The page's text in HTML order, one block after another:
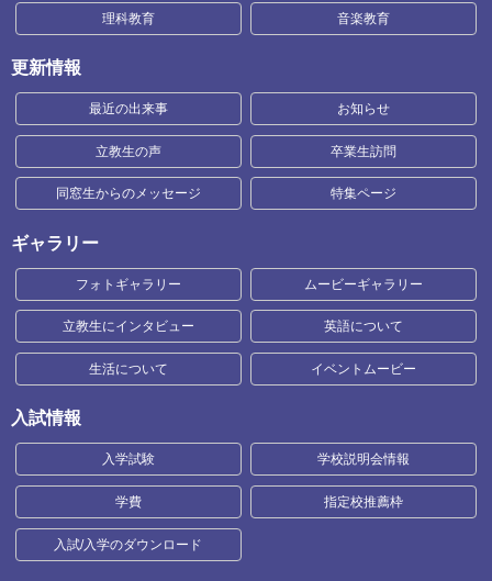
理科教育 音楽教育
更新情報
最近の出来事 お知らせ
立教生の声 卒業生訪問
同窓生からのメッセージ 特集ページ
ギャラリー
フォトギャラリー ムービーギャラリー
立教生にインタビュー 英語について
生活について イベントムービー
入試情報
入学試験 学校説明会情報
学費 指定校推薦枠
入試/入学のダウンロード